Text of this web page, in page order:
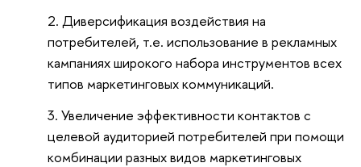
Диверсификация воздействия на
потребителей, т.е. использование в рекламных
кампаниях широкого набора инструментов всех
типов маркетинговых коммуникаций.
Увеличение эффективности контактов с
целевой аудиторией потребителей при помощи
комбинации разных видов маркетинговых